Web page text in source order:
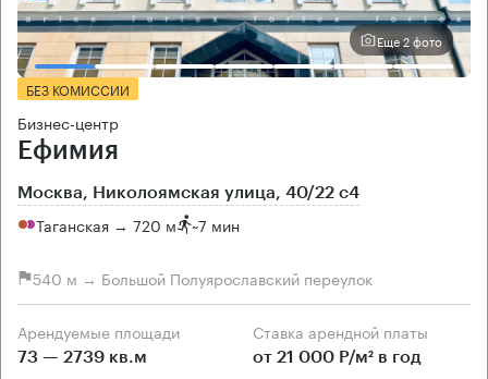
Еще 2 фото
БЕЗ КОМИССИИ
Бизнес-центр
Ефимия
Москва, Николоямская улица, 40/22 с4
Таганская → 720 м ~7 мин
540 м → Большой Полуярославский переулок
Арендуемые площади
73 — 2739 кв.м
Ставка арендной платы
от 21 000 Р/м² в год